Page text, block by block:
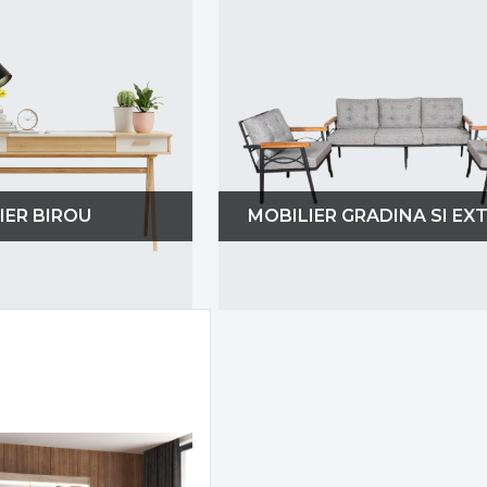
loc suplimentar pentru oaspeți. În funcție
aducă un plus de funcționalitate în casa ta.
3. Alege materiale de calitate
Atunci când alegi mobilierul, este
Mobilierul de calitate superioară este
Lemnul masiv, metalul și tapițeria din stofă
bucătărie și mese pliabile, poți crea un
BIROU MOBILIER GRADINA SI